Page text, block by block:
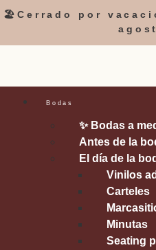
🏖️Cerrado por
Bodas
✨ Bodas a
Antes de la
El día de la
Vinilos
Carteles
Minutas
Seating